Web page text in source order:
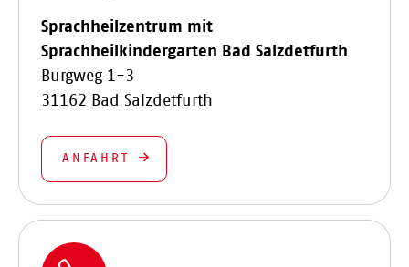
Sprachheilzentrum mit
Sprachheilkindergarten Bad Salzdetfurth
Burgweg 1-3
31162 Bad Salzdetfurth
ANFAHRT